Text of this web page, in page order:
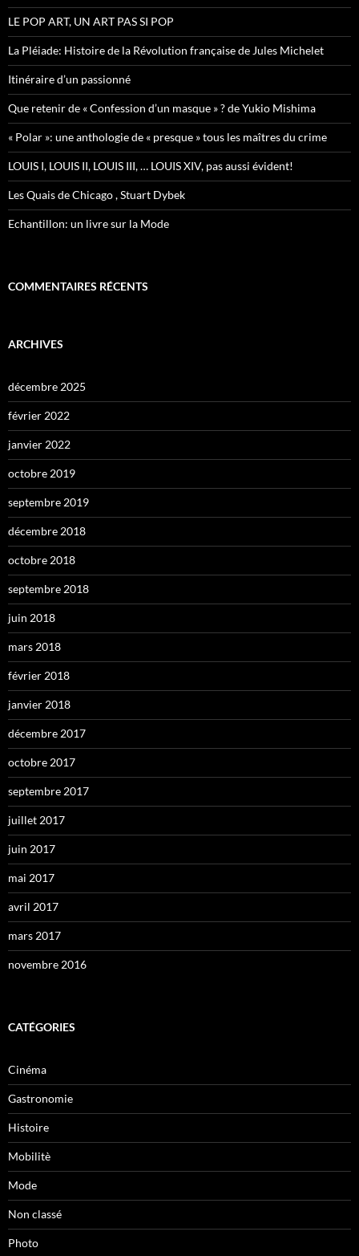
:LE POP ART, UN ART PAS SI POP
La Pléiade: Histoire de la Révolution française de Jules Michelet
Itinéraire d’un passionné
Que retenir de « Confession d’un masque » ? de Yukio Mishima
« Polar »: une anthologie de « presque » tous les maîtres du crime
LOUIS I, LOUIS II, LOUIS III, … LOUIS XIV, pas aussi évident!
Les Quais de Chicago , Stuart Dybek
Echantillon: un livre sur la Mode
COMMENTAIRES RÉCENTS
ARCHIVES
décembre 2025
février 2022
janvier 2022
octobre 2019
septembre 2019
décembre 2018
octobre 2018
septembre 2018
juin 2018
mars 2018
février 2018
janvier 2018
décembre 2017
octobre 2017
septembre 2017
juillet 2017
juin 2017
mai 2017
avril 2017
mars 2017
novembre 2016
CATÉGORIES
Cinéma
Gastronomie
Histoire
Mobilitè
Mode
Non classé
Photo